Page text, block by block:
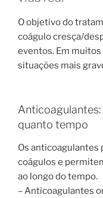
O objetivo do
coágulo cresça/
eventos. Em
situações mais
quanto tempo
Os anticoagulantes
coágulos e
ao longo do tempo.
– Anticoagulantes